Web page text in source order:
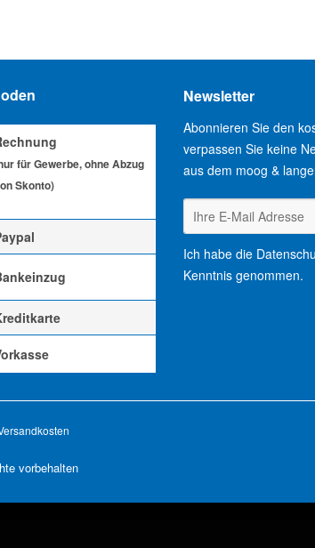
für Gewerbe, ohne Abzug
Skonto)
Newsletter
Abonnieren Sie den
verpassen Sie keine
aus dem moog &
Ich habe die
Kenntnis genommen.
vorbehalten